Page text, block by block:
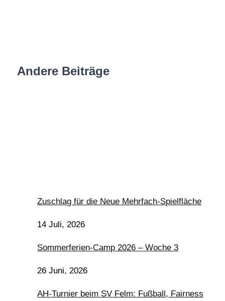
Andere Beiträge
Zuschlag für die Neue Mehrfach-Spielfläche
14 Juli, 2026
Sommerferien-Camp 2026 – Woche 3
26 Juni, 2026
AH-Turnier beim SV Felm: Fußball, Fairness